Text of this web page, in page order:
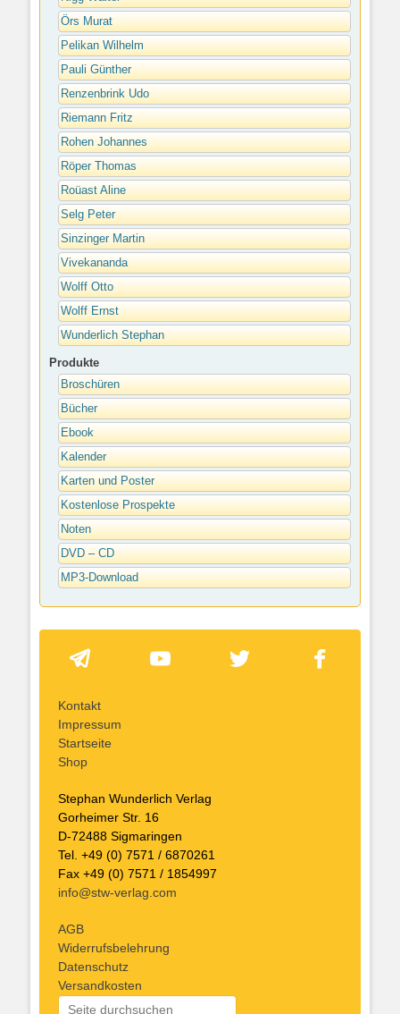
Örs Murat
Pelikan Wilhelm
Pauli Günther
Renzenbrink Udo
Riemann Fritz
Rohen Johannes
Röper Thomas
Roüast Aline
Selg Peter
Sinzinger Martin
Vivekananda
Wolff Otto
Wolff Ernst
Wunderlich Stephan
Produkte
Broschüren
Bücher
Ebook
Kalender
Karten und Poster
Kostenlose Prospekte
Noten
DVD – CD
MP3-Download
Kontakt
Impressum
Startseite
Shop
Stephan Wunderlich Verlag
Gorheimer Str. 16
D-72488 Sigmaringen
Tel. +49 (0) 7571 / 6870261
Fax +49 (0) 7571 / 1854997
info@stw-verlag.com
AGB
Widerrufsbelehrung
Datenschutz
Versandkosten